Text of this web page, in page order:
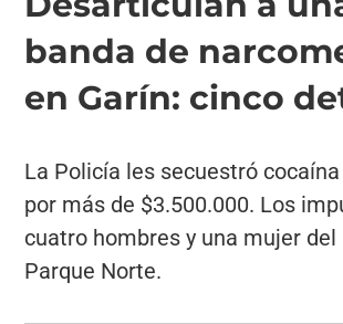
banda de
en Garín: cinco
La Policía les secuestró
por más de $3.500.000. Los
cuatro hombres y una mujer del
Parque Norte.